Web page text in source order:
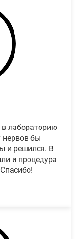
лабораторию
нервов бы
и решился. В
и процедура